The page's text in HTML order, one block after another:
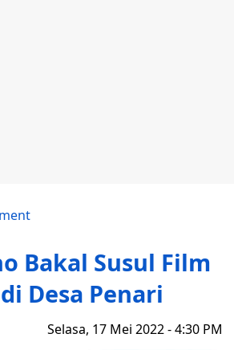
Bakal Susul Film
Desa Penari
Selasa, 17 Mei 2022 - 4:30 PM